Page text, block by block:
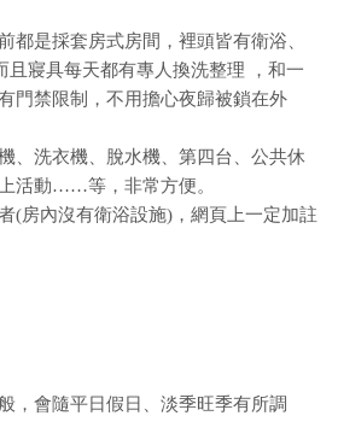
都是採套房式房間，裡頭皆有衛浴、
且寢具每天都有專人換洗整理 ，和一
門禁限制，不用擔心夜歸被鎖在外
、洗衣機、脫水機、第四台、公共休
活動……等，非常方便。
(房內沒有衛浴設施)，網頁上一定加註
，會隨平日假日、淡季旺季有所調